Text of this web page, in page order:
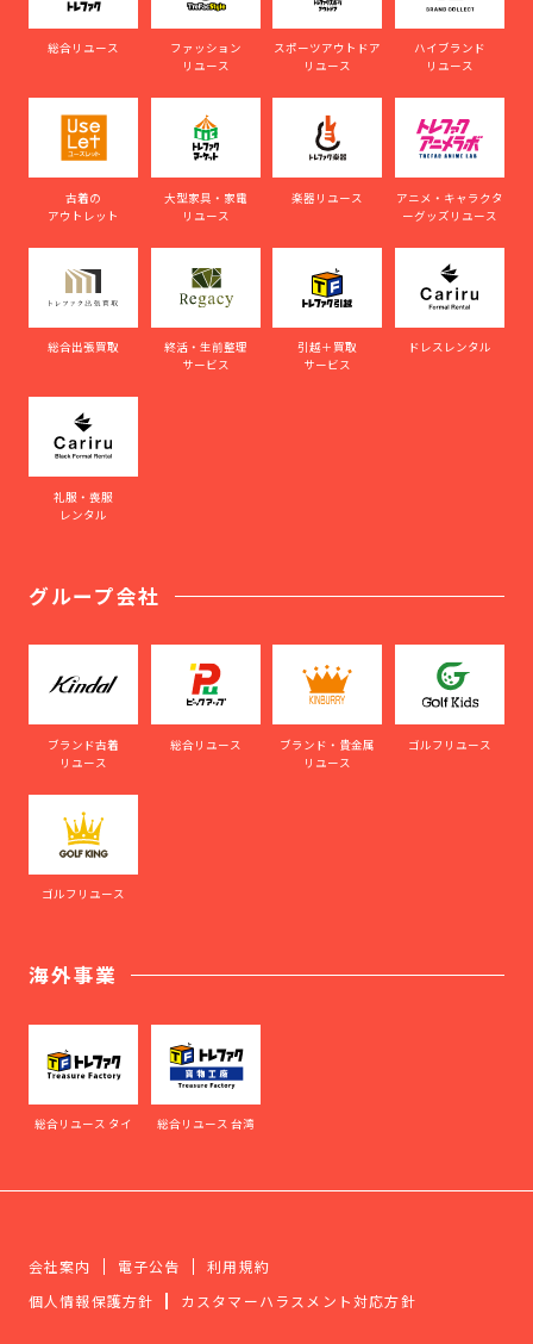
総合リユース
ファッション
リユース
スポーツアウトドア
リユース
ハイブランド
リユース
古着の
アウトレット
大型家具・家電
リユース
楽器リユース
アニメ・キャラクタ
ーグッズリユース
総合出張買取
終活・生前整理
サービス
引越＋買取
サービス
ドレスレンタル
礼服・喪服
レンタル
グループ会社
ブランド古着
リユース
総合リユース
ブランド・貴金属
リユース
ゴルフリユース
ゴルフリユース
海外事業
総合リユース タイ 総合リユース 台湾
会社案内 電子公告
利用規約
個人情報保護方針
カスタマーハラスメント対応方針